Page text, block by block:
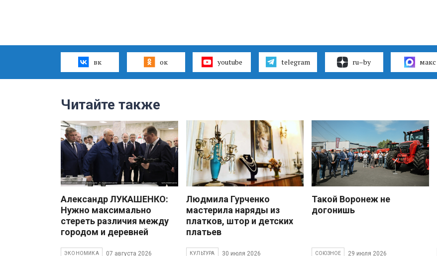
вк ок youtube telegram ru–by макс
Читайте также
Александр ЛУКАШЕНКО:
Нужно максимально
стереть различия между
городом и деревней
ЭКОНОМИКА 07 августа 2026
Людмила Гурченко
мастерила наряды из
платков, штор и детских
платьев
КУЛЬТУРА 30 июля 2026
Такой Воронеж не
догонишь
СОЮЗНОЕ 29 июля 2026